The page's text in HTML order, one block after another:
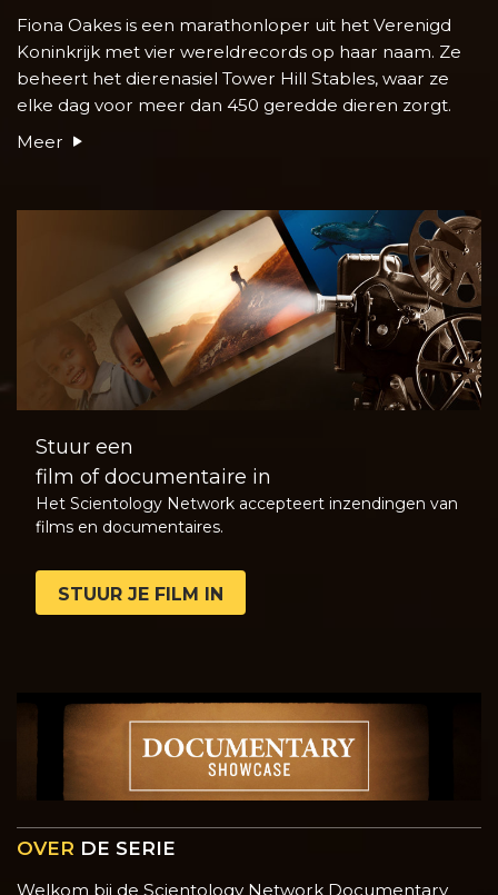
Fiona Oakes is een marathonloper uit het Verenigd
Koninkrijk met vier wereldrecords op haar naam. Ze
beheert het dierenasiel Tower Hill Stables, waar ze
elke dag voor meer dan 450 geredde dieren zorgt.
Meer
Stuur een
film of documentaire in
Het Scientology Network accepteert inzendingen van
films en documentaires.
STUUR JE FILM IN
OVER DE SERIE
Welkom bij de Scientology Network Documentary